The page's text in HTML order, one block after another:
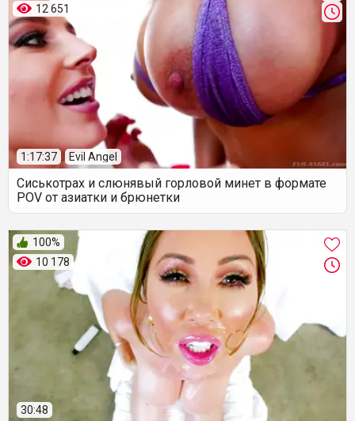
12 651
1:17:37 Evil Angel
Сиськотрах и слюнявый горловой минет в формате
POV от азиатки и брюнетки
10 178
100%
30:48